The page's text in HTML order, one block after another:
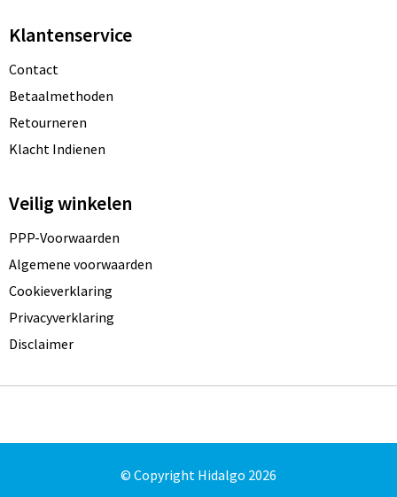
Klantenservice
Contact
Betaalmethoden
Retourneren
Klacht Indienen
Veilig winkelen
PPP-Voorwaarden
Algemene voorwaarden
Cookieverklaring
Privacyverklaring
Disclaimer
© Copyright Hidalgo 2026